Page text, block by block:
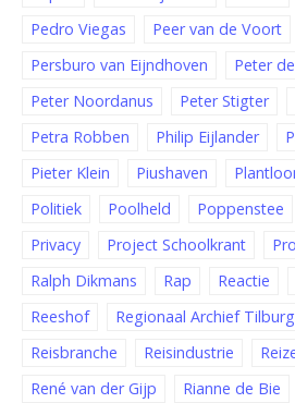
Pedro Viegas
Peer van de Voort
Persburo van Eijndhoven
Peter
Peter Noordanus
Peter Stigter
Petra Robben
Philip Eijlander
Pieter Klein
Piushaven
Politiek
Poolheld Poppenstee
Privacy
Project Schoolkrant
Ralph Dikmans
Rap Reactie
Reeshof
Regionaal Archief Tilburg
Reisbranche
Reisindustrie
René van der Gijp
Rianne de Bie